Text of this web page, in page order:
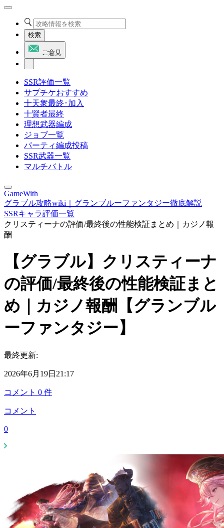
検索
ご意見
SSR評価一覧
サプチケおすすめ
十天衆最終･加入
十賢者最終
理想武器編成
ジョブ一覧
パーティ編成投稿
SSR武器一覧
マルチバトル
GameWith
グラブル攻略wiki｜グランブルーファンタジー徹底解説
SSRキャラ評価一覧
クリスティーナの評価/最終後の性能検証まとめ｜カジノ報
酬
【グラブル】クリスティーナ
の評価/最終後の性能検証まと
め｜カジノ報酬【グランブル
ーファンタジー】
最終更新:
2026年6月19日21:17
コメント 0 件
コメント
0